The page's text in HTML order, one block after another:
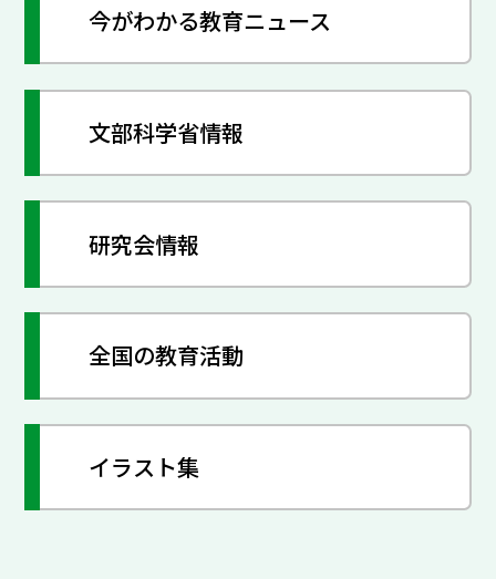
今がわかる教育ニュース
文部科学省情報
研究会情報
全国の教育活動
イラスト集